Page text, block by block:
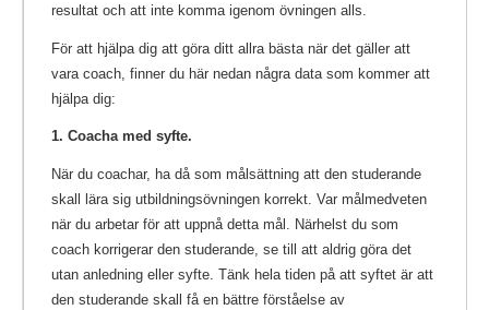
resultat och att inte komma igenom övningen alls.
För att hjälpa dig att göra ditt allra bästa när det gäller att
vara coach, finner du här nedan några data som kommer att
hjälpa dig:
1. Coacha med syfte.
När du coachar, ha då som målsättning att den studerande
skall lära sig utbildningsövningen korrekt. Var målmedveten
när du arbetar för att uppnå detta mål. Närhelst du som
coach korrigerar den studerande, se till att aldrig göra det
utan anledning eller syfte. Tänk hela tiden på att syftet är att
den studerande skall få en bättre förståelse av